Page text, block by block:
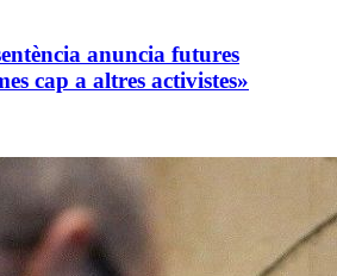
anuncia futures
cap a altres activistes»